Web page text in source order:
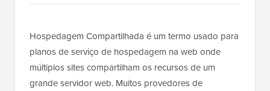
Hospedagem Compartilhada é um termo usado para
planos de serviço de hospedagem na web onde
múltiplos sites compartilham os recursos de um
grande servidor web. Muitos provedores de